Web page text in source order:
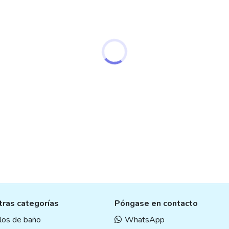
categorías
de baño
Póngase en contacto
WhatsApp